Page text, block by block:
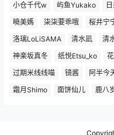
小仓千代w
屿鱼Yukako
曉美媽
柒柒要乖哦 桜井宁
洛璃LoLiSAMA
清水凪 清
神楽坂真冬
纸悦Etsu_ko
过期米线线喵
镜酱 阿半今
霜月Shimo
面饼仙儿 鹿八